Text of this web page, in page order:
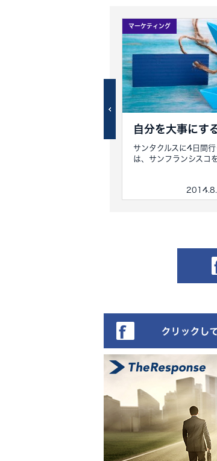
マーケティング
自分を大事にす
サンタクルスに4日間
は、サンフランシスコ